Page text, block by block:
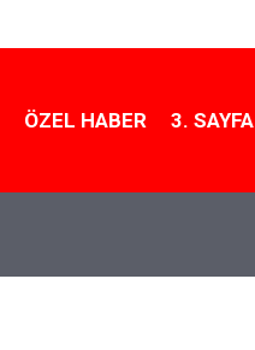
ÖZEL HABER 3. SAYFA